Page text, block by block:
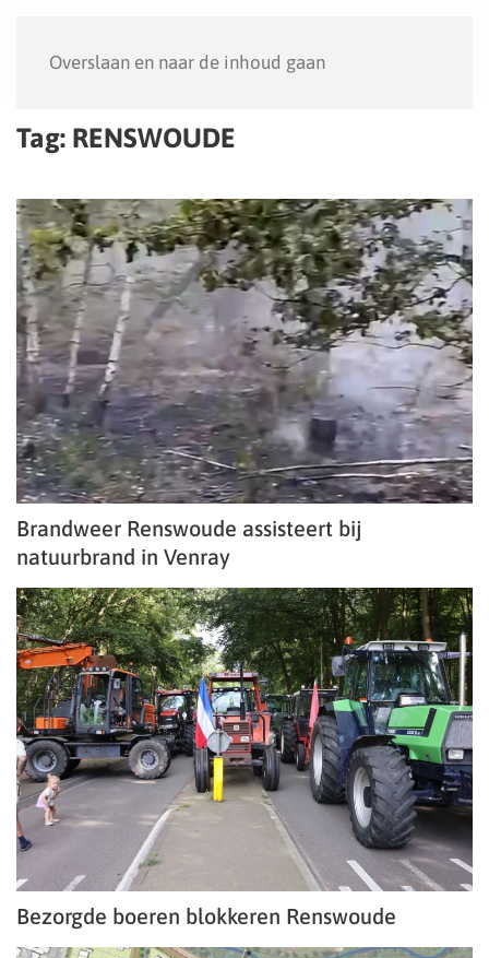
Overslaan en naar de inhoud gaan
Tag: RENSWOUDE
Brandweer Renswoude assisteert bij
natuurbrand in Venray
Bezorgde boeren blokkeren Renswoude